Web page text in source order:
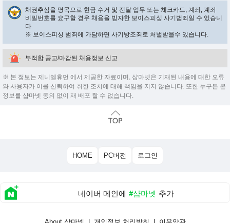
채권추심을 명목으로 현금 수거 및 전달 업무 또는 체크카드, 계좌, 계좌
비밀번호를 요구할 경우 채용을 빙자한 보이스피싱 사기범죄일 수 있습니
다.
※ 보이스피싱 범죄에 가담하면 사기방조죄로 처벌받을수 있습니다.
부적합 공고/마감된 채용정보 신고
※ 본 정보는 제니엘휴먼 에서 제공한 자료이며, 샵마넷은 기재된 내용에 대한 오류
와 사용자가 이를 신뢰하여 취한 조치에 대해 책임을 지지 않습니다. 또한 누구든 본
정보를 샵마넷 동의 없이 재 배포 할 수 없습니다.
HOME PC버전 로그인
네이버 메인에 #샵마넷 추가